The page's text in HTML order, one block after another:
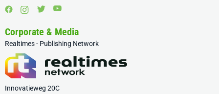
Corporate & Media
Realtimes - Publishing Network
Innovatieweg 20C